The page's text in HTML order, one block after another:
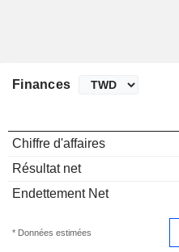
Finances
Chiffre d'affaires
Résultat net
Endettement Net
* Données estimées